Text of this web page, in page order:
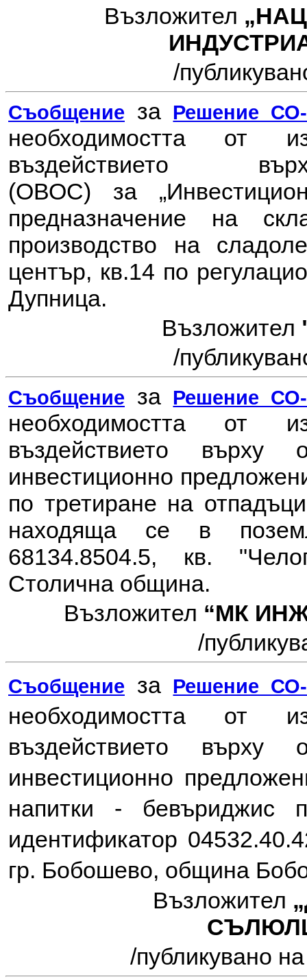
Възложител
/
Съобщение за Решение СО-
необходимостта от
въздействието
(ОВОС) за
предназначение на
производство на
център, кв.14 по
Дупница.
Възложител
/
Съобщение за Решение СО-
необходимостта от
въздействието
инвестиционно
по третиране на
находяща се в
68134.8504.5, кв.
Столична община.
Възложител “МК
/
Съобщение за Решение СО-
необходимостта от
въздействието
инвестиционно
напитки - бевъриджис
идентификатор
гр. Бобошево, община
Възложител
/публикувано на